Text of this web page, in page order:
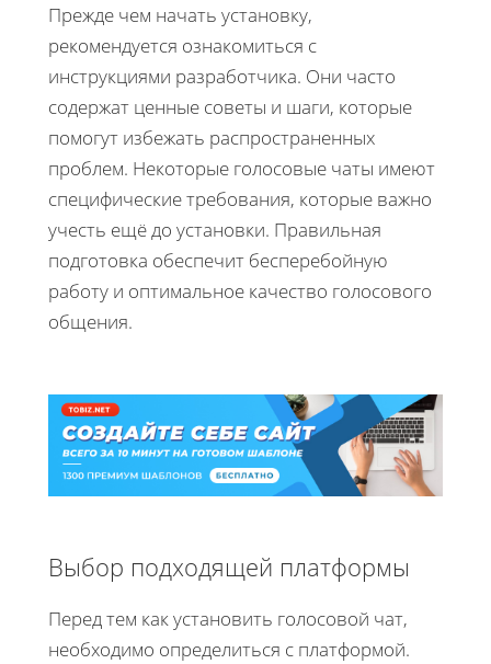
Прежде чем начать установку,
рекомендуется ознакомиться с
инструкциями разработчика. Они часто
содержат ценные советы и шаги, которые
помогут избежать распространенных
проблем. Некоторые голосовые чаты имеют
специфические требования, которые важно
учесть ещё до установки. Правильная
подготовка обеспечит бесперебойную
работу и оптимальное качество голосового
общения.
Выбор подходящей платформы
Перед тем как установить голосовой чат,
необходимо определиться с платформой.